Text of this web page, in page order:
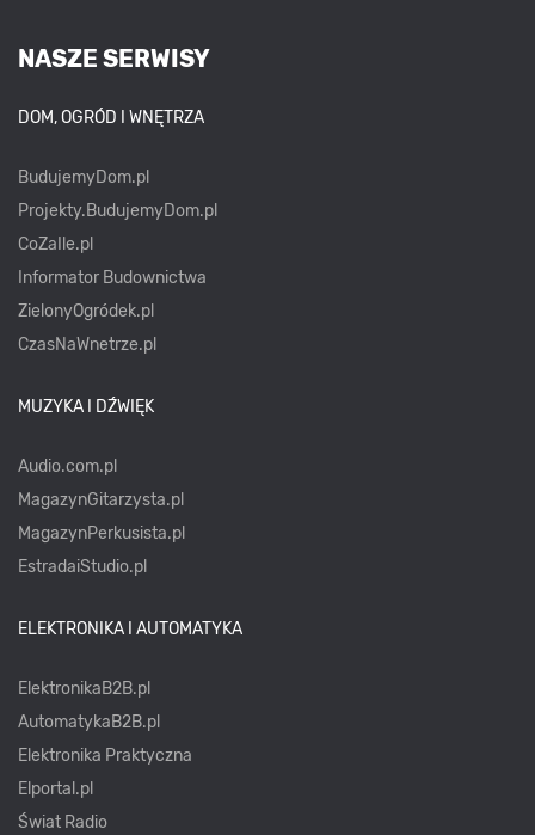
NASZE SERWISY
DOM, OGRÓD I WNĘTRZA
BudujemyDom.pl
Projekty.BudujemyDom.pl
CoZaIle.pl
Informator Budownictwa
ZielonyOgródek.pl
CzasNaWnetrze.pl
MUZYKA I DŹWIĘK
Audio.com.pl
MagazynGitarzysta.pl
MagazynPerkusista.pl
EstradaiStudio.pl
ELEKTRONIKA I AUTOMATYKA
ElektronikaB2B.pl
AutomatykaB2B.pl
Elektronika Praktyczna
Elportal.pl
Świat Radio